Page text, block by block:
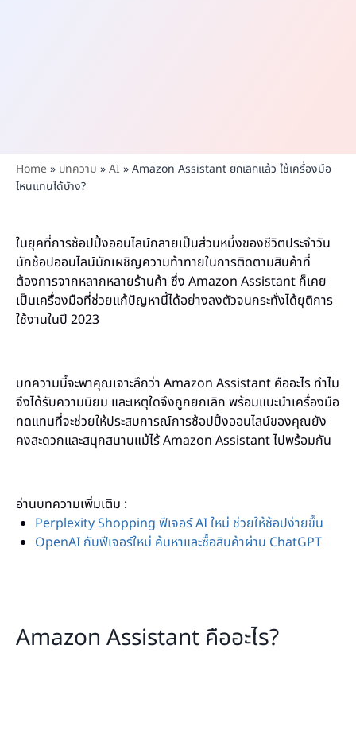
Home» บทความ »AI »Amazon Assistant ยกเลิกแล้ว ใช้เครื่องมือ
ไหนแทนได้บ้าง?
ในยุคที่การช้อปปิ้งออนไลน์กลายเป็นส่วนหนึ่งของชีวิตประจำวัน
นักช้อปออนไลน์มักเผชิญความท้าทายในการติดตามสินค้าที่
ต้องการจากหลากหลายร้านค้า ซึ่ง Amazon Assistant ก็เคย
เป็นเครื่องมือที่ช่วยแก้ปัญหานี้ได้อย่างลงตัวจนกระทั่งได้ยุติการ
ใช้งานในปี 2023
บทความนี้จะพาคุณเจาะลึกว่า Amazon Assistant คืออะไร ทำไม
จึงได้รับความนิยม และเหตุใดจึงถูกยกเลิก พร้อมแนะนำเครื่องมือ
ทดแทนที่จะช่วยให้ประสบการณ์การช้อปปิ้งออนไลน์ของคุณยัง
คงสะดวกและสนุกสนานแม้ไร้ Amazon Assistant ไปพร้อมกัน
อ่านบทความเพิ่มเติม :
Perplexity Shopping ฟีเจอร์ AI ใหม่ ช่วยให้ช้อปง่ายขึ้น
OpenAI กับฟีเจอร์ใหม่ ค้นหาและซื้อสินค้าผ่าน ChatGPT
Amazon Assistant คืออะไร?